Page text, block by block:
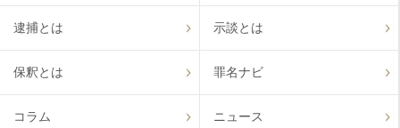
逮捕とは 示談とは
保釈とは 罪名ナビ
コラム ニュース